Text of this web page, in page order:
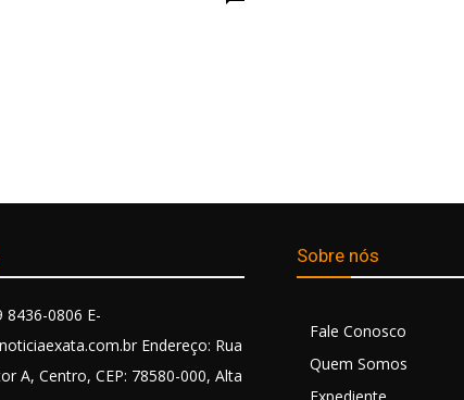
8436-0806 E-
Endereço: Rua
A, Centro, CEP: 78580-000, Alta
Sobre nós
Fale Conosco
Quem Somos